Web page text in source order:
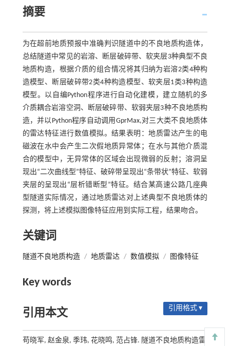
摘要
为在超前地质预报中准确判识隧道中的不良地质构造体，
总结隧道中常见的岩溶、断层破碎带、软夹层3种典型不良
地质构造，根据介质的组合情况将其归纳为岩溶2类4种构
造模型、断层破碎带2类4种构造模型、软夹层1类3种构造
模型。以自编Python程序进行自动化建模，建立随机的多
介质耦合岩溶空洞、断层破碎带、软弱夹层3种不良地质构
造，并以Python程序自动调用GprMax,对三大类不良地质体
的雷达特征进行数值模拟。结果表明：地质雷达产生的电
磁波在水中会产生二次假地质异常体；在水与其他介质混
合的模型中，无异常体的区域会出现微弱的反射；溶洞呈
现出“二次曲线型”特征、破碎带呈现出“条带状”特征、软弱
夹层的呈现出“层析错断型”特征。结合某高速公路几座典
型隧道实际情况，通过地质雷达对上述典型不良地质体的
探测，将上述模拟图像特征应用到实际工程，结果吻合。
关键词
隧道不良地质构造 / 地质雷达 / 数值模拟 / 图像特征
Key words
引用本文 引用格式 ▾
苟晓军, 赵金泉, 季玮, 花晓鸣, 范占锋. 隧道不良地质构造雷